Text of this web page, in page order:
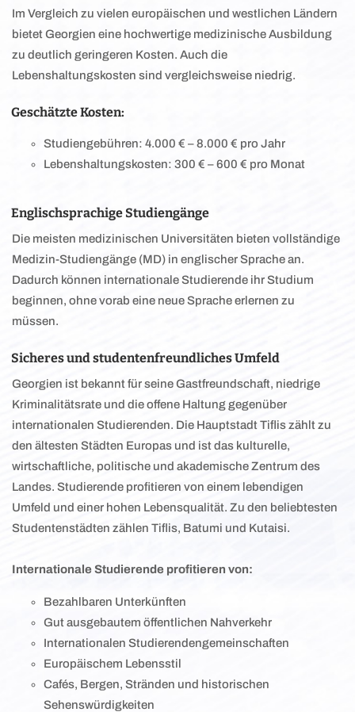
Im Vergleich zu vielen europäischen und westlichen Ländern
bietet Georgien eine hochwertige medizinische Ausbildung
zu deutlich geringeren Kosten. Auch die
Lebenshaltungskosten sind vergleichsweise niedrig.
Geschätzte Kosten:
Studiengebühren: 4.000 € – 8.000 € pro Jahr
Lebenshaltungskosten: 300 € – 600 € pro Monat
Englischsprachige Studiengänge
Die meisten medizinischen Universitäten bieten vollständige
Medizin-Studiengänge (MD) in englischer Sprache an.
Dadurch können internationale Studierende ihr Studium
beginnen, ohne vorab eine neue Sprache erlernen zu
müssen.
Sicheres und studentenfreundliches Umfeld
Georgien ist bekannt für seine Gastfreundschaft, niedrige
Kriminalitätsrate und die offene Haltung gegenüber
internationalen Studierenden. Die Hauptstadt Tiflis zählt zu
den ältesten Städten Europas und ist das kulturelle,
wirtschaftliche, politische und akademische Zentrum des
Landes. Studierende profitieren von einem lebendigen
Umfeld und einer hohen Lebensqualität. Zu den beliebtesten
Studentenstädten zählen Tiflis, Batumi und Kutaisi.
Internationale Studierende profitieren von:
Bezahlbaren Unterkünften
Gut ausgebautem öffentlichen Nahverkehr
Internationalen Studierendengemeinschaften
Europäischem Lebensstil
Cafés, Bergen, Stränden und historischen
Sehenswürdigkeiten